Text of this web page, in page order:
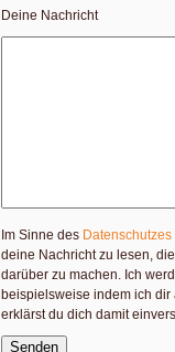
Deine Nachricht
Im Sinne des Datenschutzes
deine Nachricht zu lesen,
darüber zu machen. Ich
beispielsweise indem ich
erklärst du dich damit